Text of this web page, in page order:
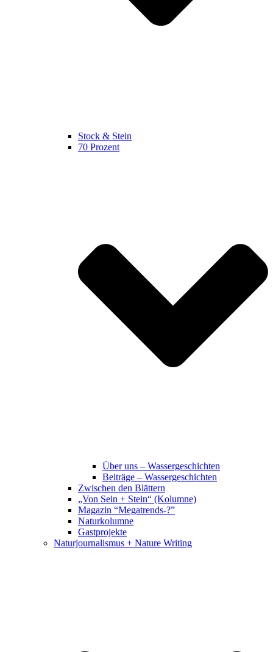
Stock & Stein
70 Prozent
Über uns – Wassergeschichten
Beiträge – Wassergeschichten
Zwischen den Blättern
„Von Sein + Stein“ (Kolumne)
Magazin “Megatrends-?”
Naturkolumne
Gastprojekte
Naturjournalismus + Nature Writing